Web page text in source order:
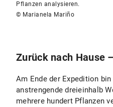
Pflanzen analysieren.
© Marianela Mariño
Zurück nach Hause
Am Ende der Expedition
anstrengende dreieinhalb
mehrere hundert Pflanzen